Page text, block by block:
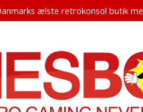
ælste retrokonsol butik